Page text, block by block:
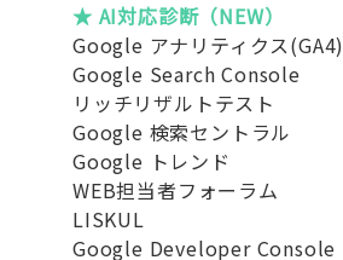
★ AI対応診断（NEW）
Google アナリティクス(GA4)
Google Search Console
リッチリザルトテスト
Google 検索セントラル
Google トレンド
WEB担当者フォーラム
LISKUL
Google Developer Console